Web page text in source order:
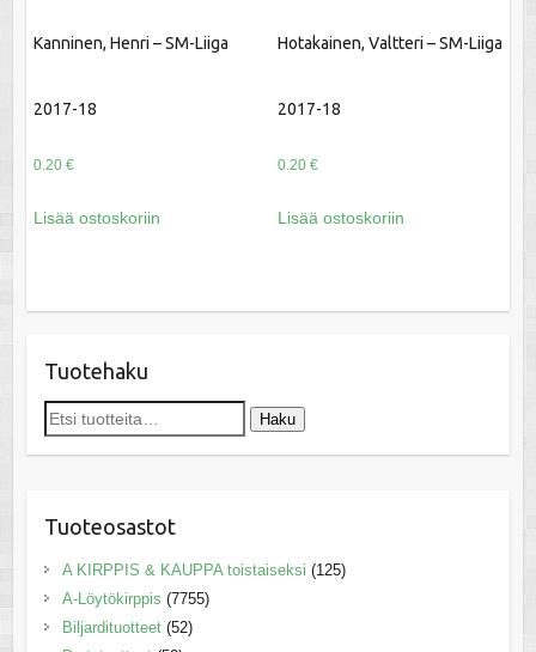
Kanninen, Henri – SM-Liiga
2017-18
0.20 €
Lisää ostoskoriin
Hotakainen, Valtteri – SM-Liiga
2017-18
0.20 €
Lisää ostoskoriin
Tuotehaku
Etsi: Haku
Tuoteosastot
A KIRPPIS & KAUPPA toistaiseksi (125)
A-Löytökirppis (7755)
Biljardituotteet (52)